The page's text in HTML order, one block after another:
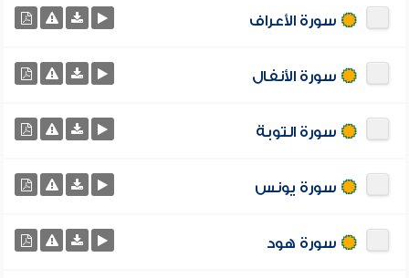
سورة الأعراف
سورة الأنفال
سورة التوبة
سورة يونس
سورة هود